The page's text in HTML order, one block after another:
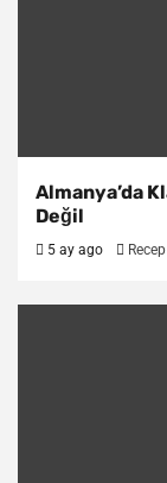
Almanya’da
Değil
5 ay ago